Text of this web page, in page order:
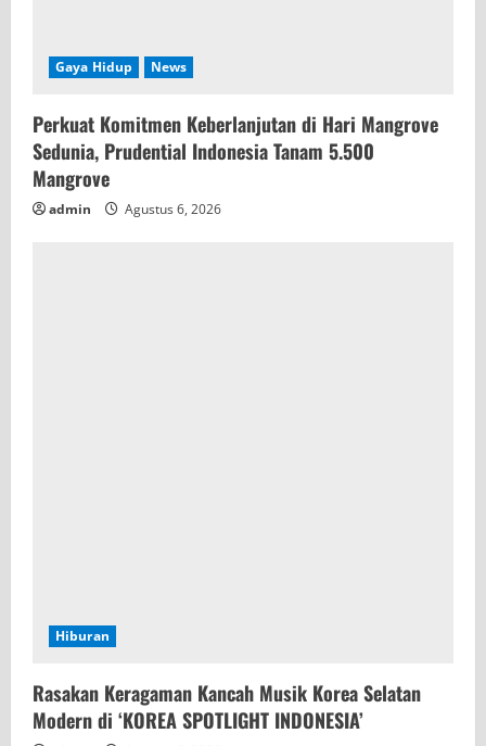
Gaya Hidup News
Perkuat Komitmen Keberlanjutan di Hari Mangrove
Sedunia, Prudential Indonesia Tanam 5.500
Mangrove
admin Agustus 6, 2026
Hiburan
Rasakan Keragaman Kancah Musik Korea Selatan
Modern di ‘KOREA SPOTLIGHT INDONESIA’